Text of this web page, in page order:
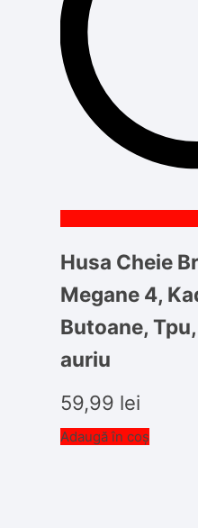
Husa Cheie
Megane 4,
Butoane,
auriu
59,99 lei
Adaugă în coș